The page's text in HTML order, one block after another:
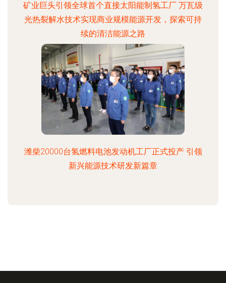
矿业巨头引领全球首个直接太阳能制氢工厂 万瓦级
光热裂解水技术实现商业规模能源开发，探索可持
续的清洁能源之路
潍柴20000台氢燃料电池发动机工厂正式投产 引领
新兴能源技术研发新篇章